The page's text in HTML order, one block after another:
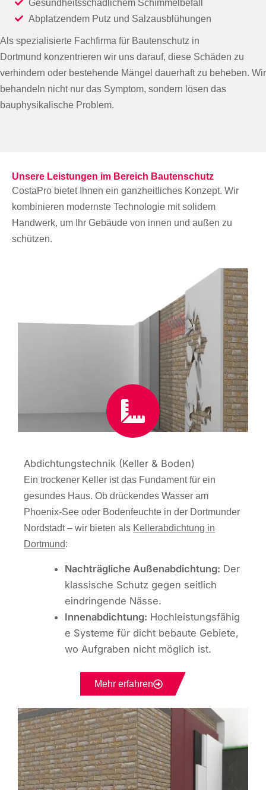
Abplatzendem Putz und Salzausblühungen
Als spezialisierte Fachfirma für Bautenschutz in
Dortmund konzentrieren wir uns darauf, diese Schäden zu
verhindern oder bestehende Mängel dauerhaft zu beheben. Wir
behandeln nicht nur das Symptom, sondern lösen das
bauphysikalische Problem.
Unsere Leistungen im Bereich Bautenschutz
CostaPro bietet Ihnen ein ganzheitliches Konzept. Wir
kombinieren modernste Technologie mit solidem
Handwerk, um Ihr Gebäude von innen und außen zu
schützen.
Abdichtungstechnik (Keller & Boden)
Ein trockener Keller ist das Fundament für ein
gesundes Haus. Ob drückendes Wasser am
Phoenix-See oder Bodenfeuchte in der Dortmunder
Nordstadt – wir bieten als Kellerabdichtung in
Dortmund:
Nachträgliche Außenabdichtung: Der
klassische Schutz gegen seitlich
eindringende Nässe.
Innenabdichtung: Hochleistungsfähig
e Systeme für dicht bebaute Gebiete,
wo Aufgraben nicht möglich ist.
Mehr erfahren